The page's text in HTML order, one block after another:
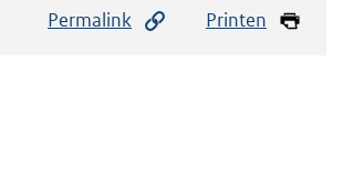
Permalink Printen